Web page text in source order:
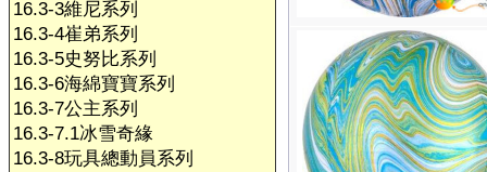
16.3-3維尼系列
16.3-4崔弟系列
16.3-5史努比系列
16.3-6海綿寶寶系列
16.3-7公主系列
16.3-7.1冰雪奇緣
16.3-8玩具總動員系列